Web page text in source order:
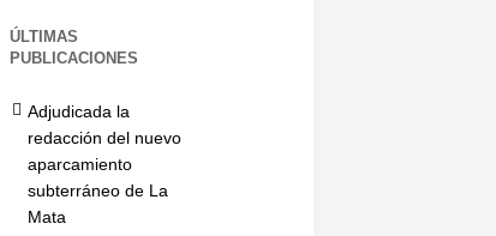
ÚLTIMAS
PUBLICACIONES
Adjudicada la
redacción del nuevo
aparcamiento
subterráneo de La
Mata